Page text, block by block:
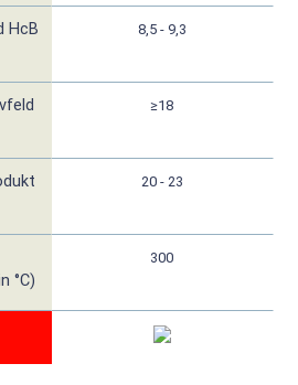
HcB
8,5 - 9,3
≥18
20 - 23
°C)
300